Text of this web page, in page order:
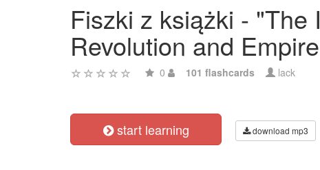
Fiszki z książki -
Revolution and
0 101 flashcards lack
start learning download mp3